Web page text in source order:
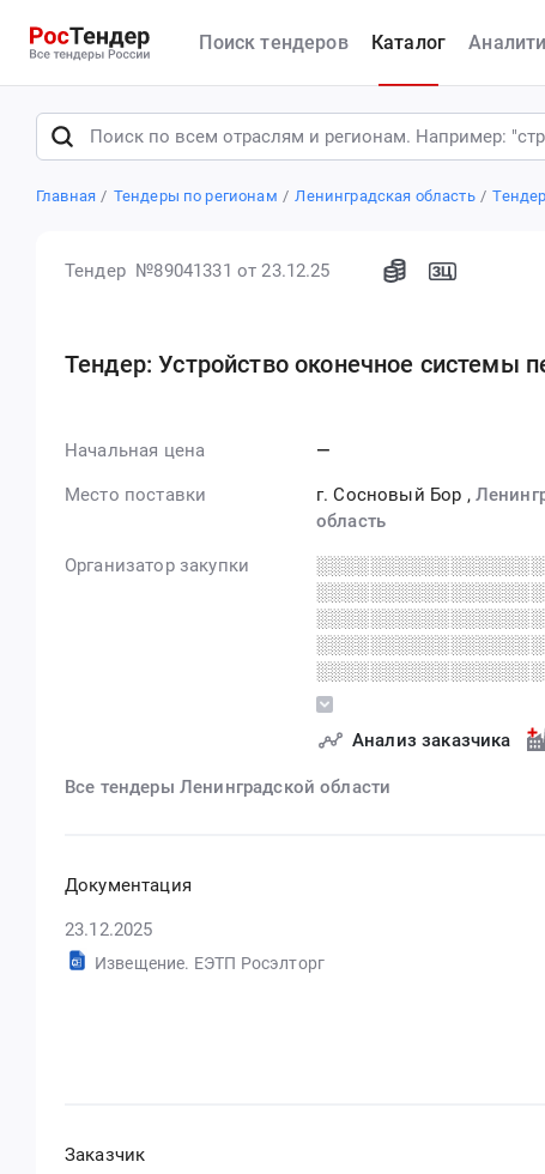
Поиск тендеров Каталог
Главная Тендеры по регионам Ленинградская область
Тендер №89041331 от 23.12.25
Тендер: Устройство оконечное системы
Начальная цена —
Место поставки г. Сосновый Бор ,
область
Организатор закупки
░░░░░░░░░░░░░░░░
Анализ заказчика
Все тендеры Ленинградской области
Документация
23.12.2025
Извещение. ЕЭТП Росэлторг
Заказчик